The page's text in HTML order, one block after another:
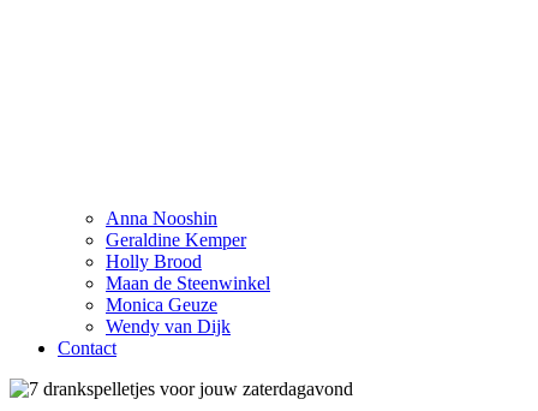
Anna Nooshin
Geraldine Kemper
Holly Brood
Maan de Steenwinkel
Monica Geuze
Wendy van Dijk
Contact